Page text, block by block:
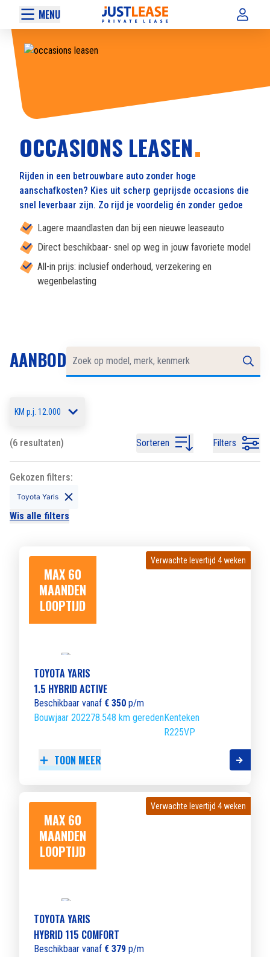
MENU
OCCASIONS LEASEN
Rijden in een betrouwbare auto zonder hoge
aanschafkosten? Kies uit scherp geprijsde occasions die
snel leverbaar zijn. Zo rijd je voordelig én zonder gedoe
Lagere maandlasten dan bij een nieuwe leaseauto
Direct beschikbaar- snel op weg in jouw favoriete model
All-in prijs: inclusief onderhoud, verzekering en
wegenbelasting
AANBOD
KM p.j. 12.000
(6 resultaten) Sorteren Filters
Gekozen filters:
Toyota Yaris
Wis alle filters
MAX 60
MAANDEN
LOOPTIJD
Verwachte levertijd 4 weken
Verwachte levertijd 4 weken
TOYOTA YARIS
1.5 HYBRID ACTIVE
Beschikbaar vanaf € 350 p/m
Bouwjaar 202278.548 km geredenKenteken
R225VP
TOON MEER
MAX 60
MAANDEN
LOOPTIJD
Verwachte levertijd 4 weken
Verwachte levertijd 4 weken
TOYOTA YARIS
HYBRID 115 COMFORT
Beschikbaar vanaf € 379 p/m